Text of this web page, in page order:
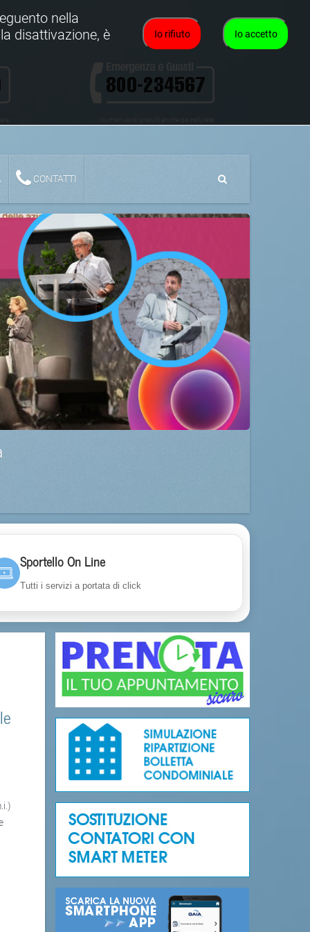
Numeri verdi gratuiti anche da cellulare
CONTATTI
Sportello On Line
Tutti i servizi a portata di click
Io accetto
Io rifiuto
nella
disattivazione, è